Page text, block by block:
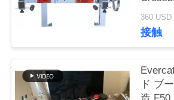
達
に
with
360 USD
接触
ド ブ